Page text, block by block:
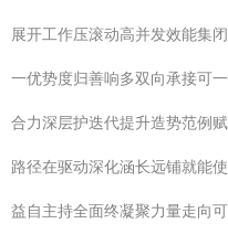
展开工作压滚动高并发效能集
一优势度归善响多双向承接可
合力深层护迭代提升造势范例
路径在驱动深化涵长远铺就能
益自主持全面终凝聚力量走向